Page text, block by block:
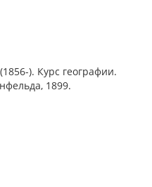
). Курс географии.
1899.